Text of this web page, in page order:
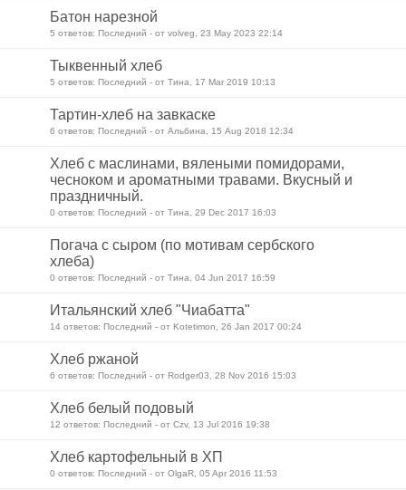
Батон нарезной
5 ответов: Последний - от volveg, 23 May 2023 22:14
Тыквенный хлеб
5 ответов: Последний - от Тина, 17 Mar 2019 10:13
Тартин-хлеб на завкаске
6 ответов: Последний - от Альбина, 15 Aug 2018 12:34
Хлеб с маслинами, вялеными помидорами,
чесноком и ароматными травами. Вкусный и
праздничный.
0 ответов: Последний - от Тина, 29 Dec 2017 16:03
Погача с сыром (по мотивам сербского
хлеба)
0 ответов: Последний - от Тина, 04 Jun 2017 16:59
Итальянский хлеб "Чиабатта"
14 ответов: Последний - от Kotetimon, 26 Jan 2017 00:24
Хлеб ржаной
6 ответов: Последний - от Rodger03, 28 Nov 2016 15:03
Хлеб белый подовый
12 ответов: Последний - от Czv, 13 Jul 2016 19:38
Хлеб картофельный в ХП
0 ответов: Последний - от OlgaR, 05 Apr 2016 11:53